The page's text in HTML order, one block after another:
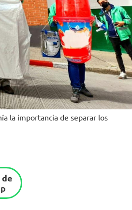
la importancia de separar los